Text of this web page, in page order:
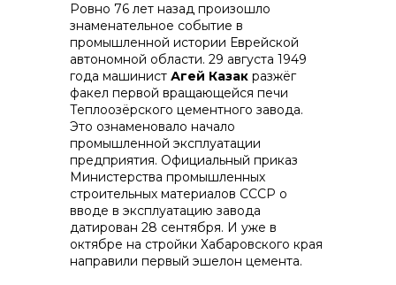
реализация неликвидов
контакты отдела закупок
Ровно 76 лет назад произошло
знаменательное событие в
промышленной истории Еврейской
автономной области. 29 августа 1949
года машинист Агей Казак разжёг
факел первой вращающейся печи
Теплоозёрского цементного завода.
Это ознаменовало начало
промышленной эксплуатации
предприятия. Официальный приказ
Министерства промышленных
строительных материалов СССР о
вводе в эксплуатацию завода
датирован 28 сентября. И уже в
октябре на стройки Хабаровского края
направили первый эшелон цемента.